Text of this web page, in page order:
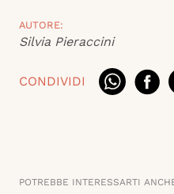
AUTORE:
Silvia Pieraccini
CONDIVIDI
POTREBBE INTERESSARTI